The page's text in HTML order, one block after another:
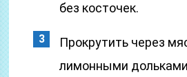
без косточек.
Прокрутить через
лимонными